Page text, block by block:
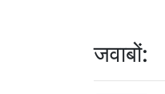
जवाबों: